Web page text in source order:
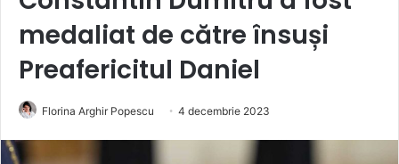
medaliat de către însuși
Preafericitul Daniel
Florina Arghir Popescu 4 decembrie 2023